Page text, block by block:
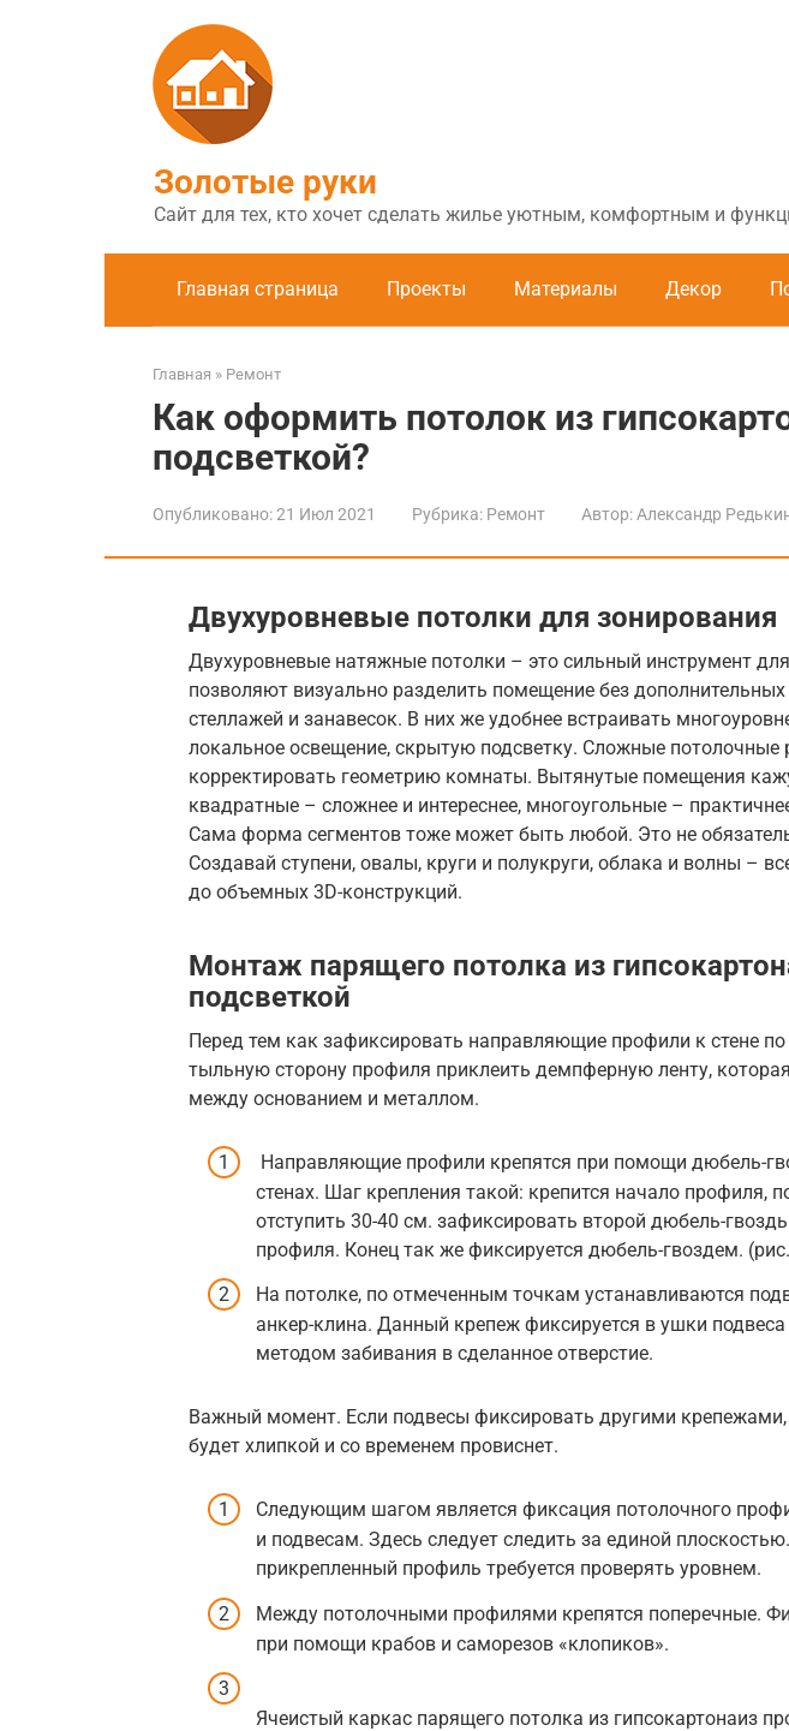
Золотые руки
Сайт для тех, кто хочет сделать жилье уютным, комфортным и
Главная страница Проекты Материалы Декор
Главная » Ремонт
Как оформить потолок из
подсветкой?
Опубликовано:21 Июл 2021 Рубрика: Ремонт Автор: Александр
Двухуровневые потолки для зонирования
Двухуровневые натяжные потолки – это сильный инструмент
позволяют визуально разделить помещение без дополнительных
стеллажей и занавесок. В них же удобнее встраивать
локальное освещение, скрытую подсветку. Сложные
корректировать геометрию комнаты. Вытянутые помещения
квадратные – сложнее и интереснее, многоугольные –
Сама форма сегментов тоже может быть любой. Это не
Создавай ступени, овалы, круги и полукруги, облака и волны –
до объемных 3D-конструкций.
Монтаж парящего потолка из
подсветкой
Перед тем как зафиксировать направляющие профили к стене по
тыльную сторону профиля приклеить демпферную ленту,
между основанием и металлом.
Направляющие профили крепятся при помощи дюбель-
стенах. Шаг крепления такой: крепится начало профиля,
отступить 30-40 см. зафиксировать второй дюбель-
профиля. Конец так же фиксируется дюбель-гвоздем.
На потолке, по отмеченным точкам устанавливаются
анкер-клина. Данный крепеж фиксируется в ушки подвеса
методом забивания в сделанное отверстие.
Важный момент. Если подвесы фиксировать другими крепежами,
будет хлипкой и со временем провиснет.
Следующим шагом является фиксация потолочного
и подвесам. Здесь следует следить за единой
прикрепленный профиль требуется проверять уровнем.
Между потолочными профилями крепятся поперечные.
при помощи крабов и саморезов «клопиков».
Ячеистый каркас парящего потолка из гипсокартонаиз